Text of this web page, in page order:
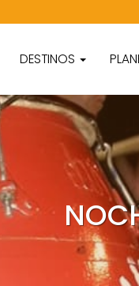
DESTINOS